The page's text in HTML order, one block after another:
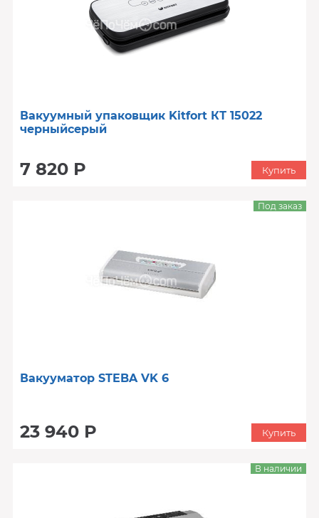
Вакуумный упаковщик Kitfort КТ 15022
черныйсерый
7 820 Р Купить
Вакууматор STEBA VK 6
23 940 Р
Под заказ
Купить
В наличии